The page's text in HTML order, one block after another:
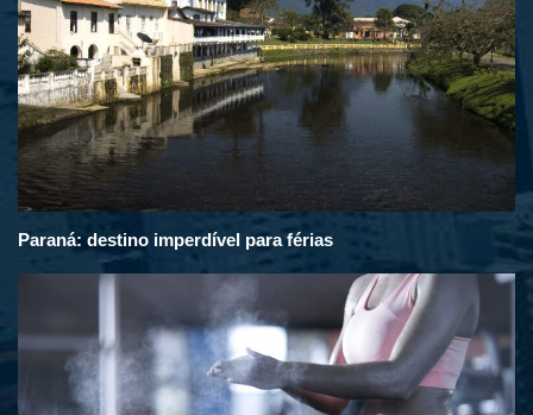
Paraná: destino imperdível para férias